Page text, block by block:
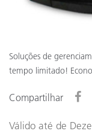
Soluções de
tempo limitado!
Compartilhar
Válido até de